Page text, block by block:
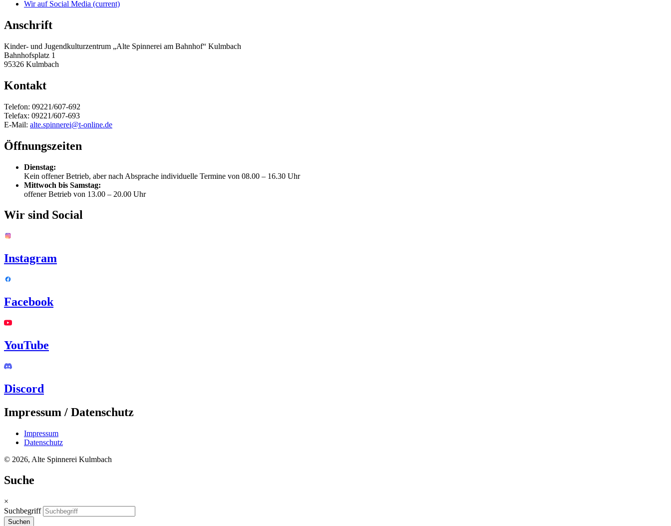
Wir auf Social Media (current)
Anschrift
Kinder- und Jugendkulturzentrum „Alte Spinnerei am Bahnhof“ Kulmbach
Bahnhofsplatz 1
95326 Kulmbach
Kontakt
Telefon: 09221/607-692
Telefax: 09221/607-693
E-Mail: alte.spinnerei@t-online.de
Öffnungszeiten
Dienstag:
Kein offener Betrieb, aber nach Absprache individuelle Termine von 08.00 – 16.30 Uhr
Mittwoch bis Samstag:
offener Betrieb von 13.00 – 20.00 Uhr
Wir sind Social
Instagram
Facebook
YouTube
Discord
Impressum / Datenschutz
Impressum
Datenschutz
© 2026, Alte Spinnerei Kulmbach
Suche
×
Suchbegriff
Suchen